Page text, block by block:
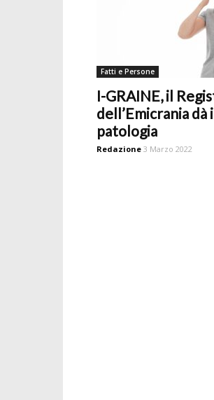
Fatti e Persone
I-GRAINE, il
dell’Emicrania
patologia
Redazione 3 Marzo 2022